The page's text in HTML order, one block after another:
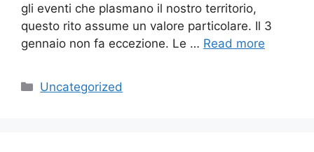
gli eventi che plasmano il nostro territorio,
questo rito assume un valore particolare. Il 3
gennaio non fa eccezione. Le … Read more
Categories
Uncategorized